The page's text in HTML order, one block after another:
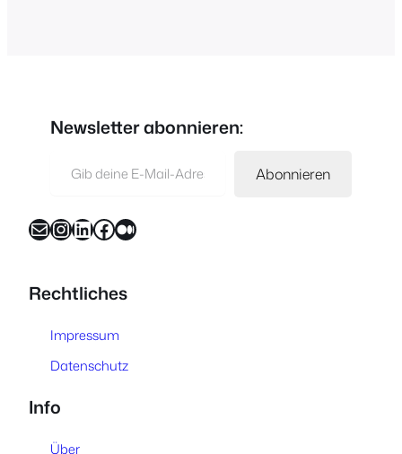
Newsletter abonnieren:
Abonnieren
E-Mail InstagramLinkedIn Facebook Medium
Rechtliches
Impressum
Datenschutz
Info
Über